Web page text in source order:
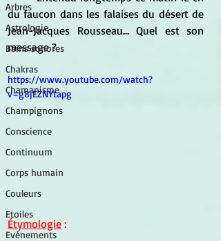
Arbres
Astrologie
Bains sonores
Chakras
Chamanisme
Champignons
Conscience
Continuum
Corps humain
Couleurs
Etoiles
Evénements
du faucon dans les falaises du désert de
Jean-Jacques Rousseau... Quel est son
message ?
https://www.youtube.com/watch?
v=g8jEZNYtapg
Étymologie :